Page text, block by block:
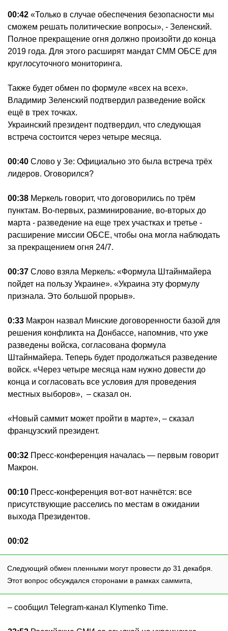
00:42 «Только в случае обеспечения безопасности мы
сможем решать политические вопросы», - Зеленский.
Полное прекращение огня должно произойти до конца
2019 года. Для этого расширят мандат СММ ОБСЕ для
круглосуточного мониторинга.
Также будет обмен по формуле «всех на всех».
Владимир Зеленский подтвердил разведение войск
ещё в трех точках.
Украинский президент подтвердил, что следующая
встреча состоится через четыре месяца.
00:40 Слово у Зе: Официально это была встреча трёх
лидеров. Оговорился?
00:38 Меркель говорит, что договорились по трём
пунктам. Во-первых, разминирование, во-вторых до
марта - разведение на еще трех участках и третье -
расширение миссии ОБСЕ, чтобы она могла наблюдать
за прекращением огня 24/7.
00:37 Слово взяла Меркель: «Формула Штайнмайера
пойдет на пользу Украине». «Украина эту формулу
признала. Это большой прорыв».
0:33 Макрон назвал Минские договоренности базой для
решения конфликта на Донбассе, напомнив, что уже
разведены войска, согласована формула
Штайнмайера. Теперь будет продолжаться разведение
войск. «Через четыре месяца нам нужно довести до
конца и согласовать все условия для проведения
местных выборов», – сказал он.
«Новый саммит может пройти в марте», – сказал
французский президент.
00:32 Пресс-конференция началась — первым говорит
Макрон.
00:10 Пресс-конференция вот-вот начнётся: все
присутствующие расселись по местам в ожидании
выхода Президентов.
00:02
Следующий обмен пленными могут провести до 31 декабря.
Этот вопрос обсуждался сторонами в рамках саммита,
– сообщил Telegram-канал Klymenko Time.